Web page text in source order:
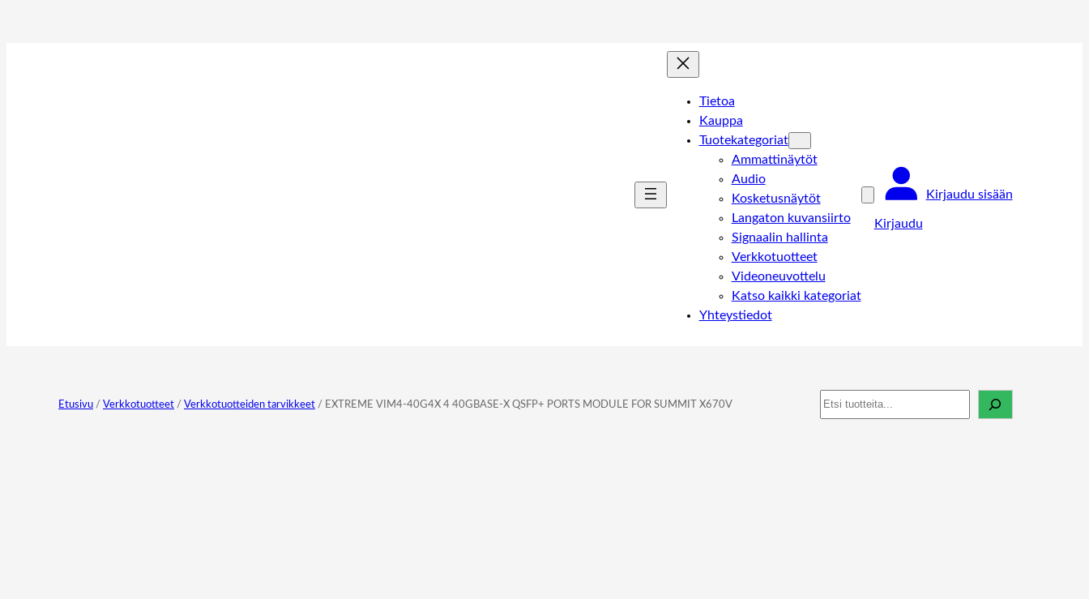
Tietoa
Kauppa
Tuotekategoriat
Ammattinäytöt
Audio
Kosketusnäytöt
Langaton kuvansiirto
Signaalin hallinta
Verkkotuotteet
Videoneuvottelu
Katso kaikki kategoriat
Yhteystiedot
Kirjaudu
Kirjaudu sisään
Etusivu / Verkkotuotteet / Verkkotuotteiden tarvikkeet / EXTREME VIM4-40G4X 4 40GBASE-X QSFP+ PORTS MODULE FOR SUMMIT X670V Haku